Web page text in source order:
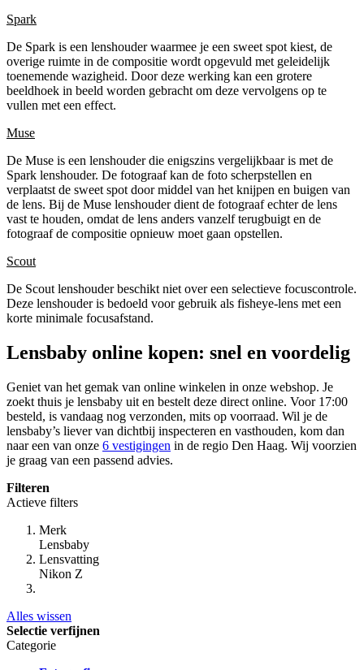
Spark
De Spark is een lenshouder waarmee je een sweet spot kiest, de
overige ruimte in de compositie wordt opgevuld met geleidelijk
toenemende wazigheid. Door deze werking kan een grotere
beeldhoek in beeld worden gebracht om deze vervolgens op te
vullen met een effect.
Muse
De Muse is een lenshouder die enigszins vergelijkbaar is met de
Spark lenshouder. De fotograaf kan de foto scherpstellen en
verplaatst de sweet spot door middel van het knijpen en buigen van
de lens. Bij de Muse lenshouder dient de fotograaf echter de lens
vast te houden, omdat de lens anders vanzelf terugbuigt en de
fotograaf de compositie opnieuw moet gaan opstellen.
Scout
De Scout lenshouder beschikt niet over een selectieve focuscontrole.
Deze lenshouder is bedoeld voor gebruik als fisheye-lens met een
korte minimale focusafstand.
Lensbaby online kopen: snel en voordelig
Geniet van het gemak van online winkelen in onze webshop. Je
zoekt thuis je lensbaby uit en bestelt deze direct online. Voor 17:00
besteld, is vandaag nog verzonden, mits op voorraad. Wil je de
lensbaby’s liever van dichtbij inspecteren en vasthouden, kom dan
naar een van onze 6 vestigingen in de regio Den Haag. Wij voorzien
je graag van een passend advies.
Filteren
Actieve filters
Merk
Lensbaby
Lensvatting
Nikon Z
Alles wissen
Selectie verfijnen
Categorie